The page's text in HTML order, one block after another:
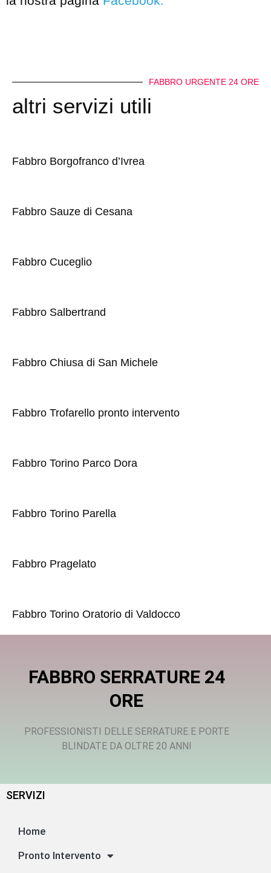
FABBRO URGENTE 24 ORE
altri servizi utili
Fabbro Borgofranco d’Ivrea
Fabbro Sauze di Cesana
Fabbro Cuceglio
Fabbro Salbertrand
Fabbro Chiusa di San Michele
Fabbro Trofarello pronto intervento
Fabbro Torino Parco Dora
Fabbro Torino Parella
Fabbro Pragelato
Fabbro Torino Oratorio di Valdocco
FABBRO SERRATURE 24
ORE
PROFESSIONISTI DELLE SERRATURE E PORTE
BLINDATE DA OLTRE 20 ANNI
SERVIZI
Home
Pronto Intervento